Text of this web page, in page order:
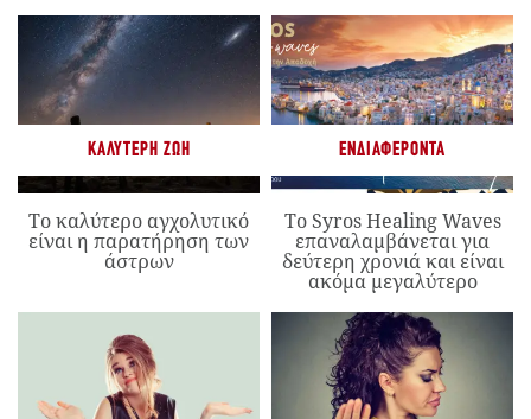
ΚΑΛΎΤΕΡΗ ΖΩΉ
Το καλύτερο αγχολυτικό
είναι η παρατήρηση των
άστρων
ΕΝΔΙΑΦΈΡΟΝΤΑ
Το Syros Healing Waves
επαναλαμβάνεται για
δεύτερη χρονιά και είναι
ακόμα μεγαλύτερο